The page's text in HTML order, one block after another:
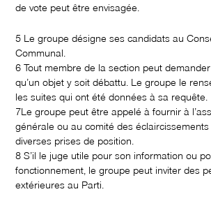
de vote peut être envisagée.
5 Le groupe désigne ses candidats au
Communal.
6 Tout membre de la section peut
qu’un objet y soit débattu. Le groupe le
les suites qui ont été données à sa requête.
7Le groupe peut être appelé à fournir à
générale ou au comité des
diverses prises de position.
8 S’il le juge utile pour son information ou
fonctionnement, le groupe peut inviter des
extérieures au Parti.